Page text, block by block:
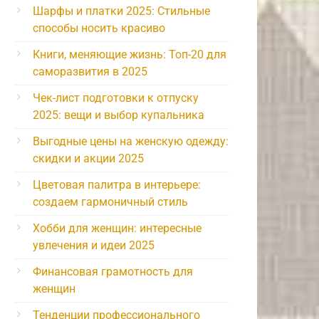
Шарфы и платки 2025: Стильные
способы носить красиво
Книги, меняющие жизнь: Топ-20 для
саморазвития в 2025
Чек-лист подготовки к отпуску
2025: вещи и выбор купальника
Выгодные цены на женскую одежду:
скидки и акции 2025
Цветовая палитра в интерьере:
создаем гармоничный стиль
Хобби для женщин: интересные
увлечения и идеи 2025
Финансовая грамотность для
женщин
Тенденции профессионального